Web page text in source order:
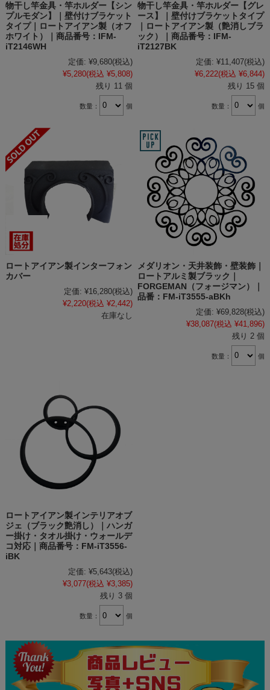
物干し竿金具・竿ホルダー【シン
プルモダン】｜壁付けブラケット
タイプ｜ロートアイアン製（オフ
ホワイト）｜商品番号：IFM-
iT2146WH
定価: ¥9,680(税込)
¥5,280(税込 ¥5,808)
残り 11 個
数量： 個
物干し竿金具・竿ホルダー【グレ
ース】｜壁付けブラケットタイプ
｜ロートアイアン製（艶消しブラ
ック）｜商品番号：IFM-
iT2127BK
定価: ¥11,407(税込)
¥6,222(税込 ¥6,844)
残り 15 個
数量： 個
ロートアイアン製インターフォン
カバー
定価: ¥16,280(税込)
¥2,220(税込 ¥2,442)
在庫なし
メダリオン・天井装飾・壁装飾｜
ロートアルミ製ブラック｜
FORGEMAN（フォージマン）｜
品番：FM-iT3555-aBKh
定価: ¥69,828(税込)
¥38,087(税込 ¥41,896)
残り 2 個
数量： 個
ロートアイアン製インテリアオブ
ジェ（ブラック艶消し）｜ハンガ
ー掛け・タオル掛け・ウォールデ
コ対応｜商品番号：FM-iT3556-
iBK
定価: ¥5,643(税込)
¥3,077(税込 ¥3,385)
残り 3 個
数量： 個